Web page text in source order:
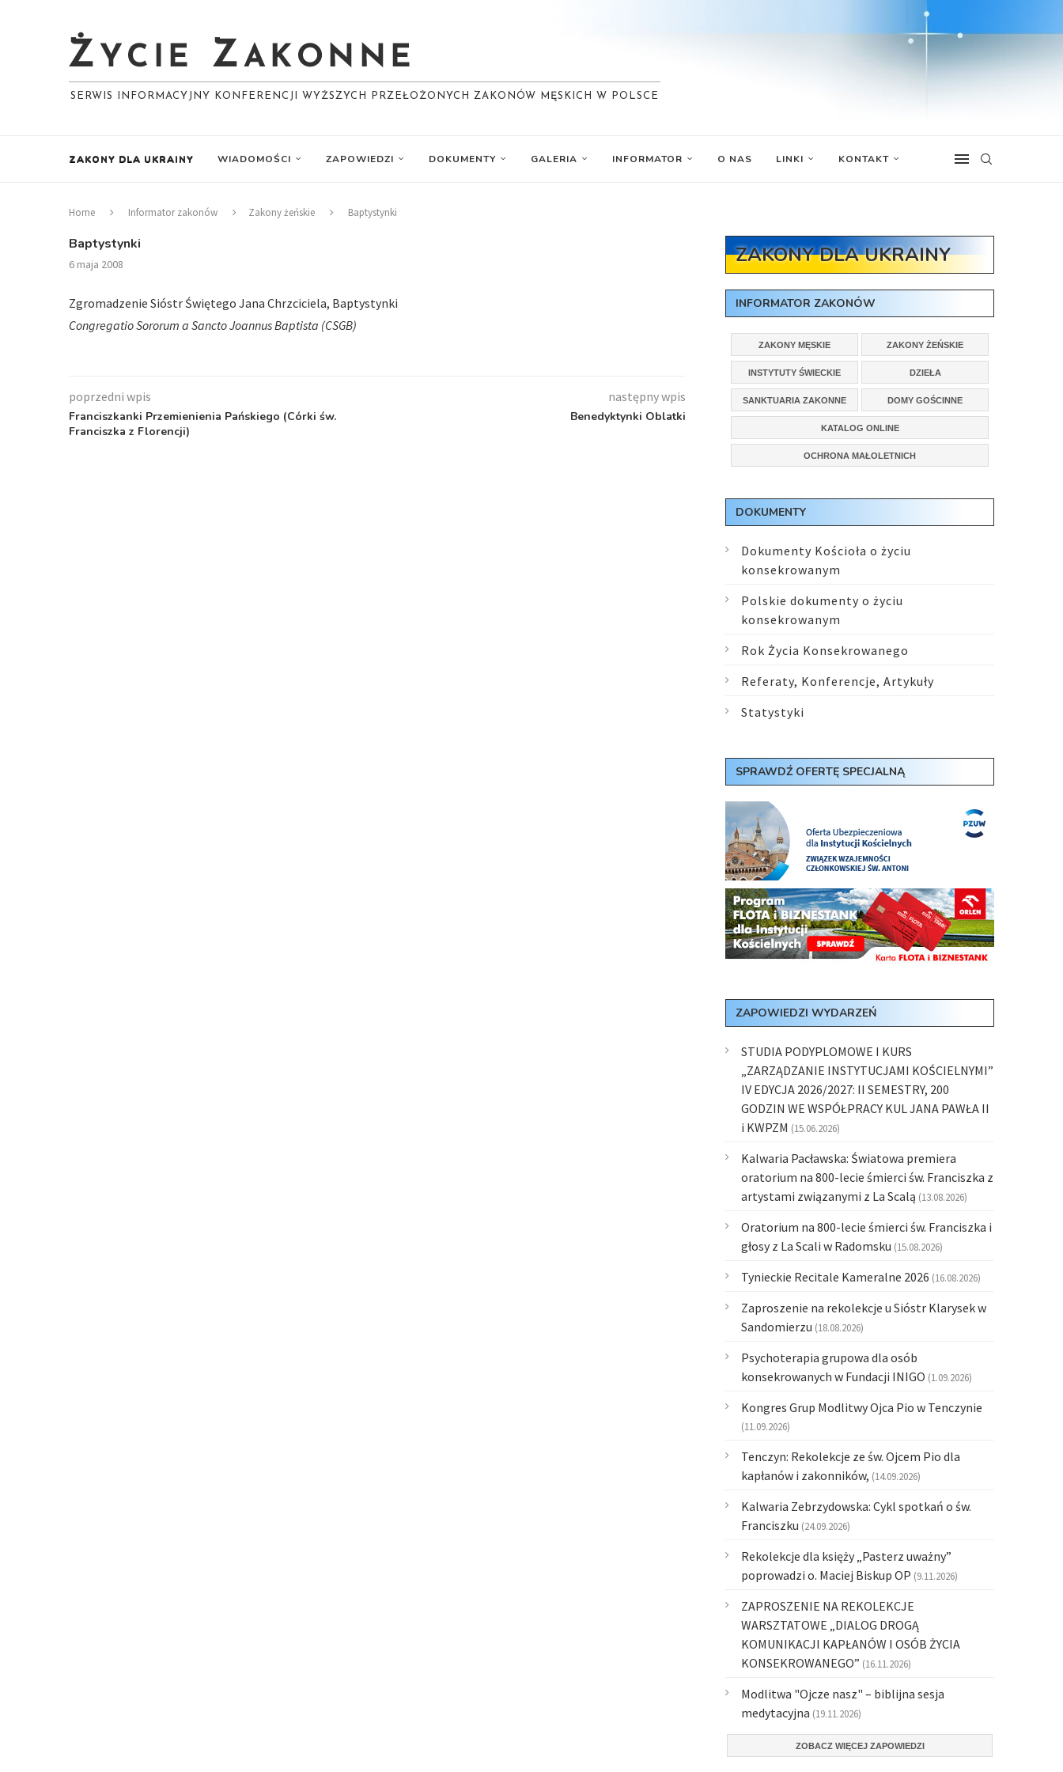
SERWIS INFORMACYJNY KONFERENCJI WYŻSZYCH PRZEŁOŻONYCH ZAKONÓW MĘSKICH W POLSCE
ZAKONY DLA UKRAINY WIADOMOŚCI ZAPOWIEDZI DOKUMENTY GALERIA INFORMATOR O NAS LINKI KONTAKT
Home Informator zakonów Zakony żeńskie Baptystynki
Baptystynki
6 maja 2008
Zgromadzenie Sióstr Świętego Jana Chrzciciela, Baptystynki
Congregatio Sororum a Sancto Joannus Baptista (CSGB)
poprzedni wpis
Franciszkanki Przemienienia Pańskiego (Córki św.
Franciszka z Florencji)
następny wpis
Benedyktynki Oblatki
ZAKONY DLA UKRAINY
INFORMATOR ZAKONÓW
ZAKONY MĘSKIE ZAKONY ŻEŃSKIE
INSTYTUTY ŚWIECKIE DZIEŁA
SANKTUARIA ZAKONNE DOMY GOŚCINNE
KATALOG ONLINE
OCHRONA MAŁOLETNICH
DOKUMENTY
Dokumenty Kościoła o życiu
konsekrowanym
Polskie dokumenty o życiu
konsekrowanym
Rok Życia Konsekrowanego
Referaty, Konferencje, Artykuły
Statystyki
SPRAWDŹ OFERTĘ SPECJALNĄ
ZAPOWIEDZI WYDARZEŃ
STUDIA PODYPLOMOWE I KURS
„ZARZĄDZANIE INSTYTUCJAMI KOŚCIELNYMI”
IV EDYCJA 2026/2027: II SEMESTRY, 200
GODZIN WE WSPÓŁPRACY KUL JANA PAWŁA II
i KWPZM (15.06.2026)
Kalwaria Pacławska: Światowa premiera
oratorium na 800-lecie śmierci św. Franciszka z
artystami związanymi z La Scalą (13.08.2026)
Oratorium na 800-lecie śmierci św. Franciszka i
głosy z La Scali w Radomsku (15.08.2026)
Tynieckie Recitale Kameralne 2026 (16.08.2026)
Zaproszenie na rekolekcje u Sióstr Klarysek w
Sandomierzu (18.08.2026)
Psychoterapia grupowa dla osób
konsekrowanych w Fundacji INIGO (1.09.2026)
Kongres Grup Modlitwy Ojca Pio w Tenczynie
(11.09.2026)
Tenczyn: Rekolekcje ze św. Ojcem Pio dla
kapłanów i zakonników, (14.09.2026)
Kalwaria Zebrzydowska: Cykl spotkań o św.
Franciszku (24.09.2026)
Rekolekcje dla księży „Pasterz uważny”
poprowadzi o. Maciej Biskup OP (9.11.2026)
ZAPROSZENIE NA REKOLEKCJE
WARSZTATOWE „DIALOG DROGĄ
KOMUNIKACJI KAPŁANÓW I OSÓB ŻYCIA
KONSEKROWANEGO” (16.11.2026)
Modlitwa "Ojcze nasz" – biblijna sesja
medytacyjna (19.11.2026)
ZOBACZ WIĘCEJ ZAPOWIEDZI